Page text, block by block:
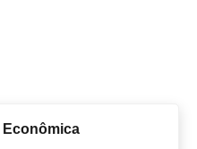
Econômica